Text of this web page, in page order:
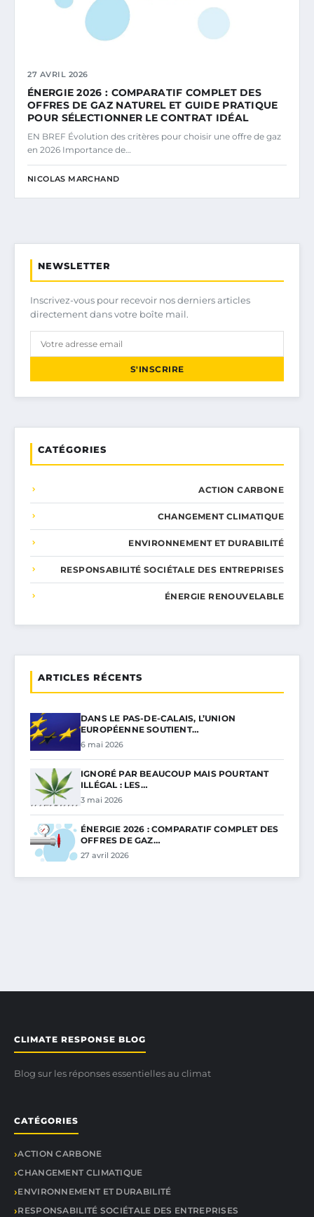
27 AVRIL 2026
ÉNERGIE 2026 : COMPARATIF COMPLET DES
OFFRES DE GAZ NATUREL ET GUIDE PRATIQUE
POUR SÉLECTIONNER LE CONTRAT IDÉAL
EN BREF Évolution des critères pour choisir une offre de gaz
en 2026 Importance de…
NICOLAS MARCHAND
NEWSLETTER
Inscrivez-vous pour recevoir nos derniers articles
directement dans votre boîte mail.
S'INSCRIRE
CATÉGORIES
ACTION CARBONE
CHANGEMENT CLIMATIQUE
ENVIRONNEMENT ET DURABILITÉ
RESPONSABILITÉ SOCIÉTALE DES ENTREPRISES
ÉNERGIE RENOUVELABLE
ARTICLES RÉCENTS
DANS LE PAS-DE-CALAIS, L’UNION
EUROPÉENNE SOUTIENT…
6 mai 2026
IGNORÉ PAR BEAUCOUP MAIS POURTANT
ILLÉGAL : LES…
3 mai 2026
ÉNERGIE 2026 : COMPARATIF COMPLET DES
OFFRES DE GAZ…
27 avril 2026
CLIMATE RESPONSE BLOG
Blog sur les réponses essentielles au climat
CATÉGORIES
ACTION CARBONE
CHANGEMENT CLIMATIQUE
ENVIRONNEMENT ET DURABILITÉ
RESPONSABILITÉ SOCIÉTALE DES ENTREPRISES